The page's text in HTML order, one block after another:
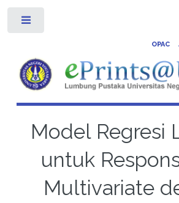
OPAC
Model Regresi
untuk
Multivariate